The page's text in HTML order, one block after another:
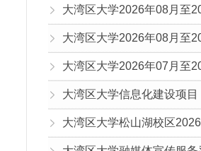
大湾区大学2026年08月至
大湾区大学2026年08月至
大湾区大学2026年07月至
大湾区大学信息化建设项